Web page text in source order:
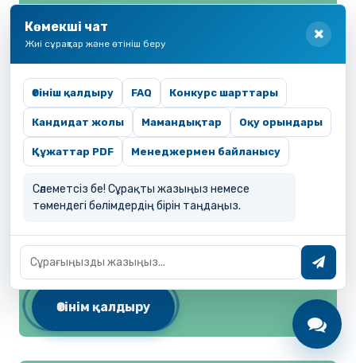
07130100 «Электр
жабдықтары» (түрлері
мен салалары бойынша)
Өтінім қалдыру
Көмекші чат
Жиі сұрақтар және өтініш беру
Өтініш қалдыру FAQ Конкурс шарттары
Кандидат жолы Мамандықтар Оқу орындары
Құжаттар PDF Менеджермен байланысу
Сәлеметсіз бе! Сұрақты жазыңыз немесе
төмендегі бөлімдердің бірін таңдаңыз.